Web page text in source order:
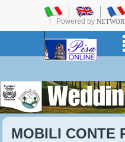
Powered by
MOBILI CONTE